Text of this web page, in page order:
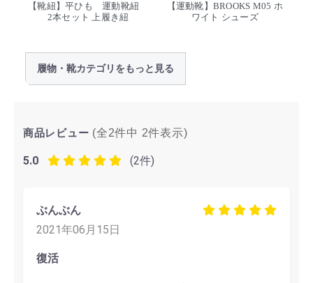
【靴紐】平ひも 運動靴紐
2本セット 上履き紐
【運動靴】BROOKS M05 ホ
ワイト シューズ
履物・靴カテゴリをもっと見る
商品レビュー (全2件中 2件表示)
5.0 (2件)
ぶんぶん
2021年06月15日
復活